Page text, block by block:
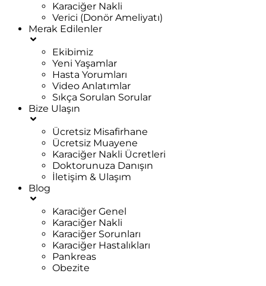
Karaciğer Nakli
Verici (Donör Ameliyatı)
Merak Edilenler
Ekibimiz
Yeni Yaşamlar
Hasta Yorumları
Video Anlatımlar
Sıkça Sorulan Sorular
Bize Ulaşın
Ücretsiz Misafirhane
Ücretsiz Muayene
Karaciğer Nakli Ücretleri
Doktorunuza Danışın
İletişim & Ulaşım
Blog
Karaciğer Genel
Karaciğer Nakli
Karaciğer Sorunları
Karaciğer Hastalıkları
Pankreas
Obezite